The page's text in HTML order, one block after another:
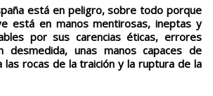
está en peligro, sobre todo porque
está en manos mentirosas, ineptas y
por sus carencias éticas, errores
desmedida, unas manos capaces de
rocas de la traición y la ruptura de la